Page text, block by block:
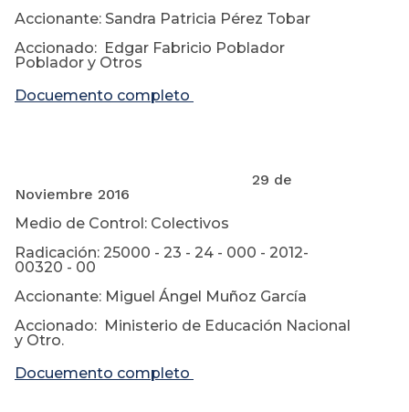
Accionante: Sandra Patricia Pérez Tobar
Accionado: Edgar Fabricio Poblador
Poblador y Otros
Docuemento completo
29 de
Noviembre 2016
Medio de Control: Colectivos
Radicación: 25000 - 23 - 24 - 000 - 2012-
00320 - 00
Accionante: Miguel Ángel Muñoz García
Accionado: Ministerio de Educación Nacional
y Otro.
Docuemento completo